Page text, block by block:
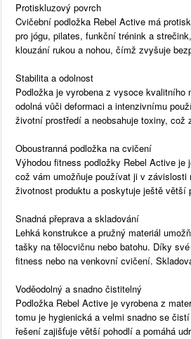
Protiskluzový povrch
Cvičební podložka Rebel Active má
pro jógu, pilates, funkční trénink a
klouzání rukou a nohou, čímž zvyšuje
Stabilita a odolnost
Podložka je vyrobena z vysoce
odolná vůči deformaci a intenzivnímu
životní prostředí a neobsahuje toxiny, což
Oboustranná podložka na cvičení
Výhodou fitness podložky Rebel Active
což vám umožňuje používat ji v
životnost produktu a poskytuje ještě větší
Snadná přeprava a skladování
Lehká konstrukce a pružný materiál
tašky na tělocvičnu nebo batohu. Díky
fitness nebo na venkovní cvičení.
Voděodolný a snadno čistitelný
Podložka Rebel Active je vyrobena z
tomu je hygienická a velmi snadno se
řešení zajišťuje větší pohodlí a pomáhá